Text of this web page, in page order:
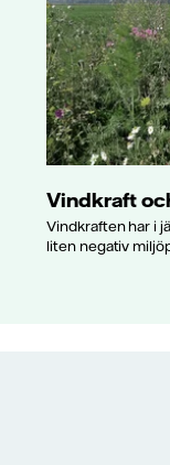
Vindkraft
Vindkraften har i
liten negativ